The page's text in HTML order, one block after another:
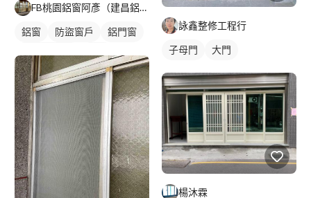
FB桃園鋁窗阿彥（建昌鋁門窗）
鋁窗 防盜窗戶
鋁門窗
玻璃鋁門
詠鑫整修工程行
子母門 大門
楊沐霖